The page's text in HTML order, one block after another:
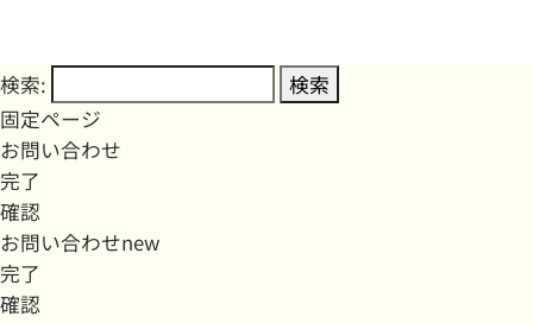
検索:
固定ページ
お問い合わせ
完了
確認
お問い合わせnew
完了
確認